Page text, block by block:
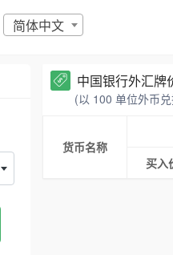
简体中文
中国银行外汇牌
(以 100 单位外币
货币名称
买入